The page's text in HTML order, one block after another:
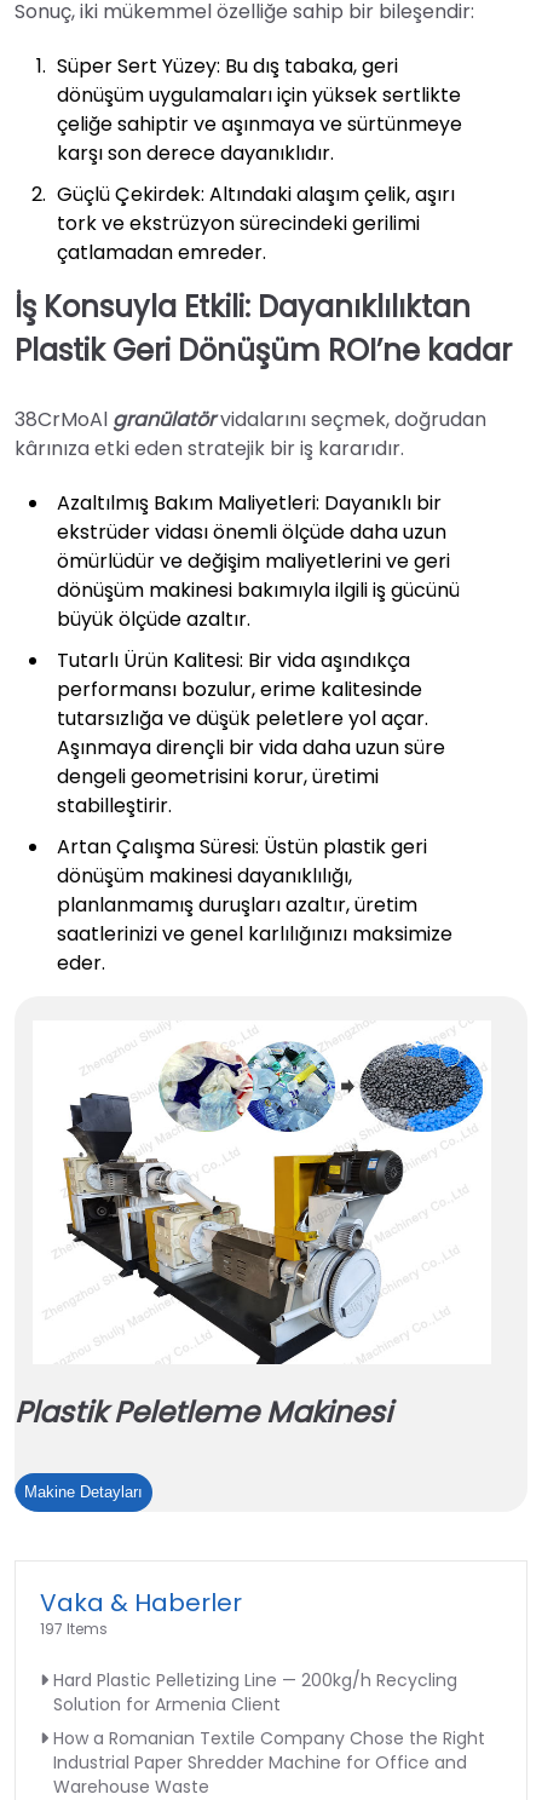
Sonuç, iki mükemmel özelliğe sahip bir bileşendir:
Süper Sert Yüzey: Bu dış tabaka, geri
dönüşüm uygulamaları için yüksek sertlikte
çeliğe sahiptir ve aşınmaya ve sürtünmeye
karşı son derece dayanıklıdır.
Güçlü Çekirdek: Altındaki alaşım çelik, aşırı
tork ve ekstrüzyon sürecindeki gerilimi
çatlamadan emreder.
İş Konsuyla Etkili: Dayanıklılıktan
Plastik Geri Dönüşüm ROI’ne kadar
38CrMoAl granülatörvidalarını seçmek, doğrudan
kârınıza etki eden stratejik bir iş kararıdır.
Azaltılmış Bakım Maliyetleri: Dayanıklı bir
ekstrüder vidası önemli ölçüde daha uzun
ömürlüdür ve değişim maliyetlerini ve geri
dönüşüm makinesi bakımıyla ilgili iş gücünü
büyük ölçüde azaltır.
Tutarlı Ürün Kalitesi: Bir vida aşındıkça
performansı bozulur, erime kalitesinde
tutarsızlığa ve düşük peletlere yol açar.
Aşınmaya dirençli bir vida daha uzun süre
dengeli geometrisini korur, üretimi
stabilleştirir.
Artan Çalışma Süresi: Üstün plastik geri
dönüşüm makinesi dayanıklılığı,
planlanmamış duruşları azaltır, üretim
saatlerinizi ve genel karlılığınızı maksimize
eder.
Plastik Peletleme Makinesi
Makine Detayları Plastik
Vaka & Haberler
197 Items
Hard Plastic Pelletizing Line — 200kg/h Recycling
Solution for Armenia Client
How a Romanian Textile Company Chose the Right
Industrial Paper Shredder Machine for Office and
Warehouse Waste